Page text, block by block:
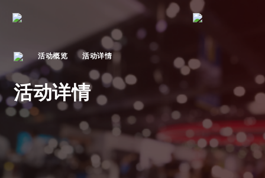
活动概览 活动详情
活动详情